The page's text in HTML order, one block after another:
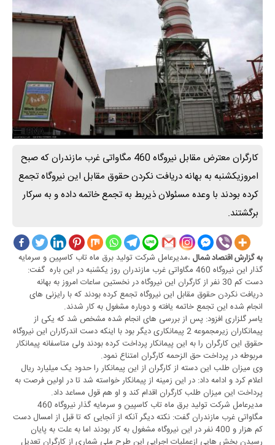
کارگران معترض مقابل نیروگاه 460 مگاواتی غرب مازندران که صبح
امروزیکشنبه به بهانه دریافت نکردن حقوق مقابل این نیروگاه تجمع
کرده بودند با وعده مسئولان ذیربط به تجمع خاتمه داده و به سرکار
برگشتند.
به گزارش اقتصاد شمال ،مدیرعامل شرکت تولید برق ماه تاب کاسپین و سرمایه
گذار این نیروگاه 460 مگاواتی غرب مازندران روز یکشنبه در این باره گفت:
دست کم 30 نفر از کارگران این نیروگاه در نخستین ساعات امروز به بهانه
دریافت نکردن حقوق مقابل این نیروگاه تجمع کرده بودند که با رایزنی های
انجام شده این تجمع خاتمه یافته و دوباره مشغول به کار شدند.
یاسر گلزاری افزود: پس از بررسی های انجام شده مشخص شد که یکی از
پیمانکاران زیرمجموعه 2 پیمانکاری دیگر بود با اینکه دست اندرکاران این نیروگاه
حقوق این کارگران را به این پیمانکار پرداخت کرده بودند ولی متاسفانه پیمانکار
مربوطه در پرداخت حق الزحمه کارگران امتناع نمود.
وی میزان طلب این دسته از کارگران از این پیمانکار را حدود یک میلیارد ریال
اعلام کرد و ادامه داد: در این زمینه از پیمانکار خواسته شد تا در اولین فرصت به
پرداخت این میزان طلب کارگران اقدام کند و او هم قول مساعد داد.
مدیرعامل شرکت تولید برق ماه تاب کاسپین و سرمایه گذار نیروگاه 460
مگاواتی غرب مازندران گفت: نکته دیگر آنکه از آنجایی که تا قبل از امسال دست
کم هزار و 400 نفر در این نیروگاه مشغول به کار بودند اما به علت به پایان
رسیدن بخش هایی ازعملیات اجرایی این طرح ملی شماری از کارگران تعدیل